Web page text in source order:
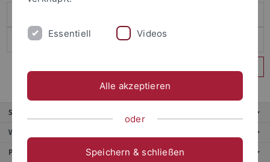
Service
Weitere Angebote
Portale
Essentiell Videos
Alle akzeptieren
oder
Speichern & schließen